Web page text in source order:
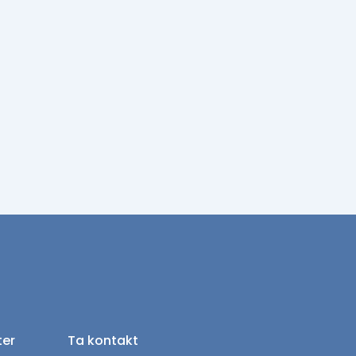
Ta kontakt